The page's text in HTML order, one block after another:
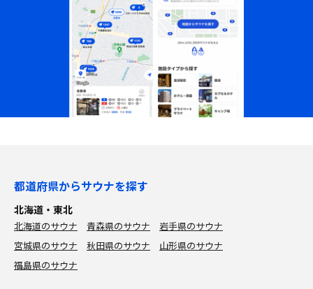
都道府県からサウナを探す
北海道・東北
北海道のサウナ 青森県のサウナ
岩手県のサウナ
宮城県のサウナ
秋田県のサウナ
山形県のサウナ
福島県のサウナ